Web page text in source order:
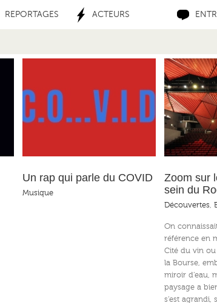
REPORTAGES ACTEURS
Un rap qui parle du COVID
Musique
Zoom sur les activités au sein du
Zoom sur
sein du
Découvertes,
On
référence en
Cité du vin ou
la Bourse,
miroir d’eau,
paysage a
s’est
Le
culturel